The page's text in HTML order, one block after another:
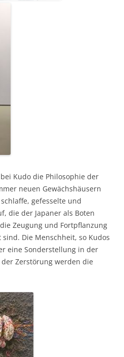
Kudo die Philosophie der
neuen Gewächshäusern
gefesselte und
die der Japaner als Boten
Zeugung und Fortpflanzung
Die Menschheit, so Kudos
eine Sonderstellung in der
Zerstörung werden die